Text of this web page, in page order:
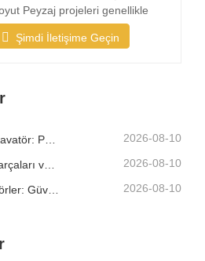
Kompakt…
Peyzaj projeleri genellikle
avlular, kaldırımlar, parklar
konut mülkleri gibi sınırlı alanlarda
aynı zamanda güvenilir kazma
Şimdi İletişime Geçin
2026-08-10
2026-08-10
Satılık Çin Mini Ekskavatörler: Güvenilir Bir Üretici Nasıl Seçilir 2026-08-10